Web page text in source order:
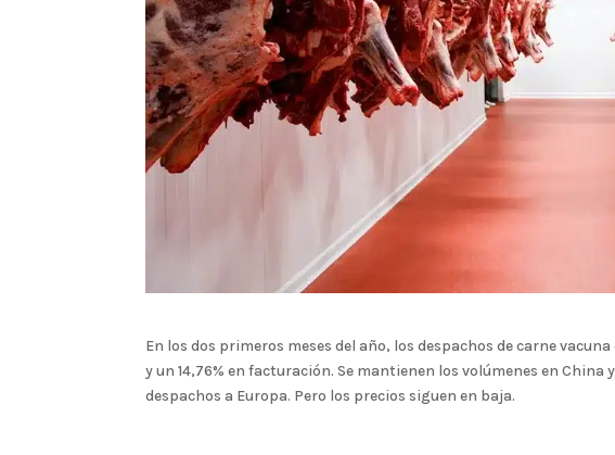
En los dos primeros meses del año, los despachos de carne
y un 14,76% en facturación. Se mantienen los volúmenes en China
despachos a Europa. Pero los precios siguen en baja.